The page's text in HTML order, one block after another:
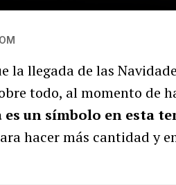
la llegada de las
todo, al momento de
es un símbolo en esta
hacer más cantidad y